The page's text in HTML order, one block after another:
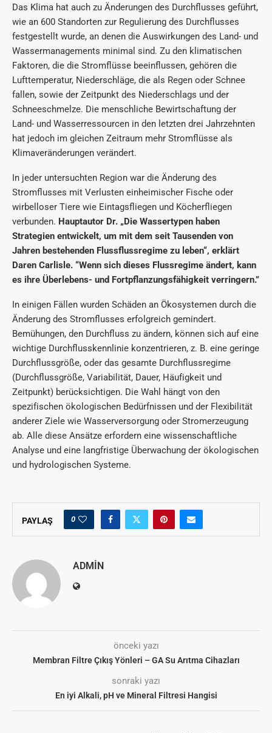
Das Klima hat auch zu Änderungen des Durchflusses geführt,
wie an 600 Standorten zur Regulierung des Durchflusses
festgestellt wurde, an denen die Auswirkungen des Land- und
Wassermanagements minimal sind. Zu den klimatischen
Faktoren, die die Stromflüsse beeinflussen, gehören die
Lufttemperatur, Niederschläge, die als Regen oder Schnee
fallen, sowie der Zeitpunkt des Niederschlags und der
Schneeschmelze. Die menschliche Bewirtschaftung der
Land- und Wasserressourcen in den letzten drei Jahrzehnten
hat jedoch im gleichen Zeitraum mehr Stromflüsse als
Klimaveränderungen verändert.
In jeder untersuchten Region war die Änderung des
Stromflusses mit Verlusten einheimischer Fische oder
wirbelloser Tiere wie Eintagsfliegen und Köcherfliegen
verbunden. Hauptautor Dr. „Die Wassertypen haben
Strategien entwickelt, um mit dem seit Tausenden von
Jahren bestehenden Flussflussregime zu leben“, erklärt
Daren Carlisle. “Wenn sich dieses Flussregime ändert, kann
es ihre Überlebens- und Fortpflanzungsfähigkeit verringern.”
In einigen Fällen wurden Schäden an Ökosystemen durch die
Änderung des Stromflusses erfolgreich gemindert.
Bemühungen, den Durchfluss zu ändern, können sich auf eine
wichtige Durchflusskennlinie konzentrieren, z. B. eine geringe
Durchflussgröße, oder das gesamte Durchflussregime
(Durchflussgröße, Variabilität, Dauer, Häufigkeit und
Zeitpunkt) berücksichtigen. Die Wahl hängt von den
spezifischen ökologischen Bedürfnissen und der Flexibilität
anderer Ziele wie Wasserversorgung oder Stromerzeugung
ab. Alle diese Ansätze erfordern eine wissenschaftliche
Analyse und eine langfristige Überwachung der ökologischen
und hydrologischen Systeme.
PAYLAŞ 0
ADMIN
önceki yazı
Membran Filtre Çıkış Yönleri – GA Su Arıtma Cihazları
sonraki yazı
En iyi Alkali, pH ve Mineral Filtresi Hangisi